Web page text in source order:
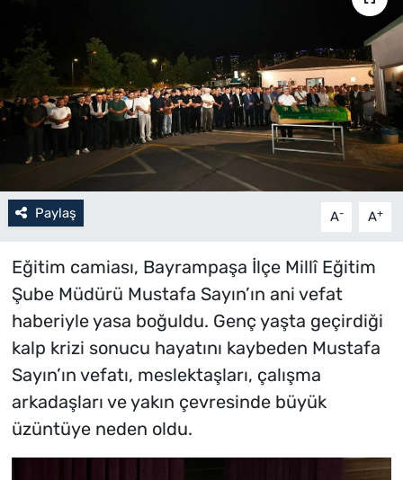
Paylaş A- A+
Eğitim camiası, Bayrampaşa İlçe Millî Eğitim
Şube Müdürü Mustafa Sayın’ın ani vefat
haberiyle yasa boğuldu. Genç yaşta geçirdiği
kalp krizi sonucu hayatını kaybeden Mustafa
Sayın’ın vefatı, meslektaşları, çalışma
arkadaşları ve yakın çevresinde büyük
üzüntüye neden oldu.